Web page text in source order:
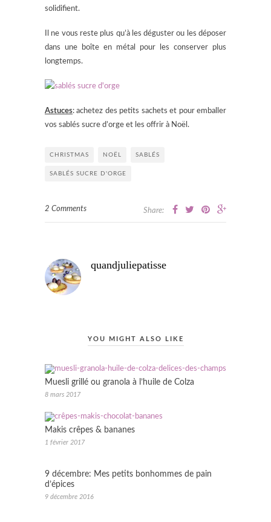
solidifient.
Il ne vous reste plus qu’à les déguster ou les déposer
dans une boîte en métal pour les conserver plus
longtemps.
Astuces: achetez des petits sachets et pour emballer
vos sablés sucre d’orge et les offrir à Noël.
CHRISTMAS NOËL SABLÉS
SABLÉS SUCRE D'ORGE
2 Comments Share:
quandjuliepatisse
YOU MIGHT ALSO LIKE
Muesli grillé ou granola à l’huile de Colza
8 mars 2017
Makis crêpes & bananes
1 février 2017
9 décembre: Mes petits bonhommes de pain
d’épices
9 décembre 2016